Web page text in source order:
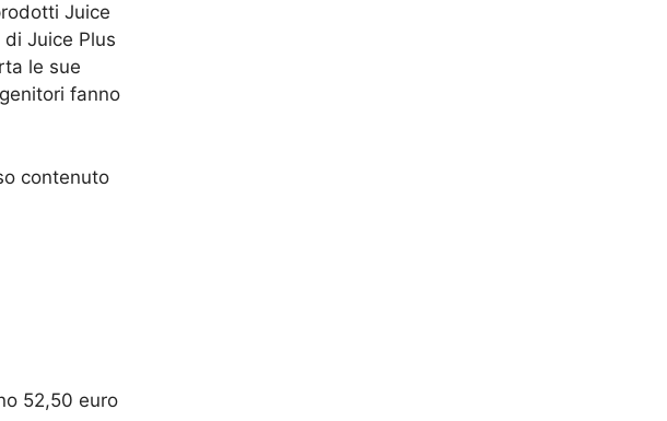
Juice
Juice Plus
le sue
fanno
contenuto
52,50 euro